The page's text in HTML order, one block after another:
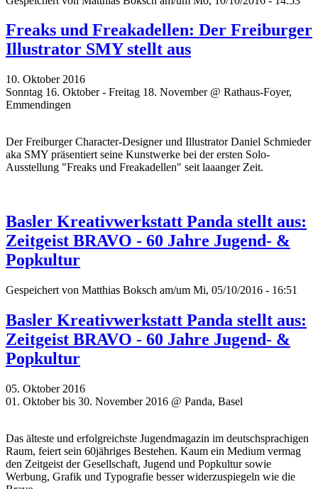
Freaks und Freakadellen: Der Freiburger
Illustrator SMY stellt aus
10. Oktober 2016
Sonntag 16. Oktober - Freitag 18. November @ Rathaus-Foyer,
Emmendingen
Der Freiburger Character-Designer und Illustrator Daniel Schmieder
aka SMY präsentiert seine Kunstwerke bei der ersten Solo-
Ausstellung "Freaks und Freakadellen" seit laaanger Zeit.
Basler Kreativwerkstatt Panda stellt aus:
Zeitgeist BRAVO - 60 Jahre Jugend- &
Popkultur
Gespeichert von Matthias Boksch am/um Mi, 05/10/2016 - 16:51
Basler Kreativwerkstatt Panda stellt aus:
Zeitgeist BRAVO - 60 Jahre Jugend- &
Popkultur
05. Oktober 2016
01. Oktober bis 30. November 2016 @ Panda, Basel
Das älteste und erfolgreichste Jugendmagazin im deutschsprachigen
Raum, feiert sein 60jähriges Bestehen. Kaum ein Medium vermag
den Zeitgeist der Gesellschaft, Jugend und Popkultur sowie
Werbung, Grafik und Typografie besser widerzuspiegeln wie die